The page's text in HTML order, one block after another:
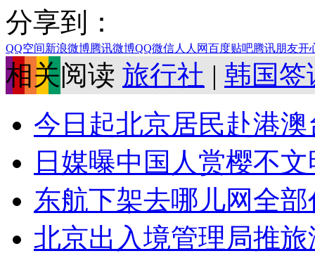
分享到：
QQ空间新浪微博腾讯微博QQ微信人人网百度贴吧腾讯朋友开
相关阅读 旅行社 | 韩国签
今日起北京居民赴港
日媒曝中国人赏樱不
东航下架去哪儿网全
北京出入境管理局推